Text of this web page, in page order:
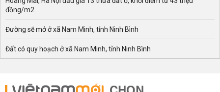
đồng/m2
Đường sẽ mở ở xã Nam Minh, tỉnh Ninh Bình
Đất có quy hoạch ở xã Nam Minh, tỉnh Ninh Bình